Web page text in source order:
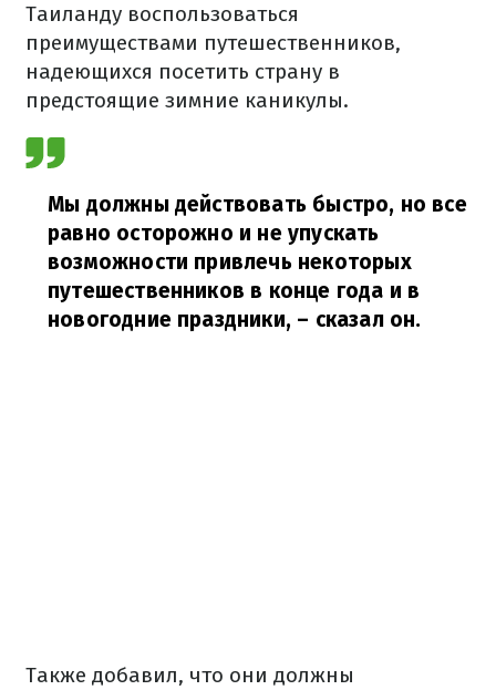
Таиланду воспользоваться
преимуществами путешественников,
надеющихся посетить страну в
предстоящие зимние каникулы.
Мы должны действовать быстро, но все
равно осторожно и не упускать
возможности привлечь некоторых
путешественников в конце года и в
новогодние праздники, – сказал он.
Также добавил, что они должны